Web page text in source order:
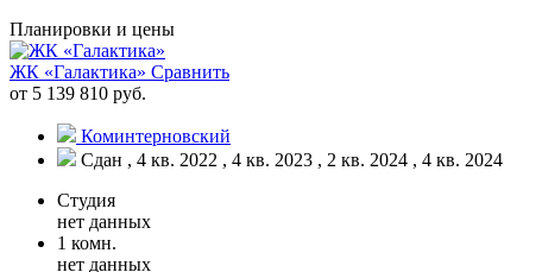
Планировки и цены
ЖК «Галактика» Сравнить
от 5 139 810 руб.
Коминтерновский
Сдан , 4 кв. 2022 , 4 кв. 2023 , 2 кв. 2024 , 4 кв. 2024
Студия
нет данных
1 комн.
нет данных